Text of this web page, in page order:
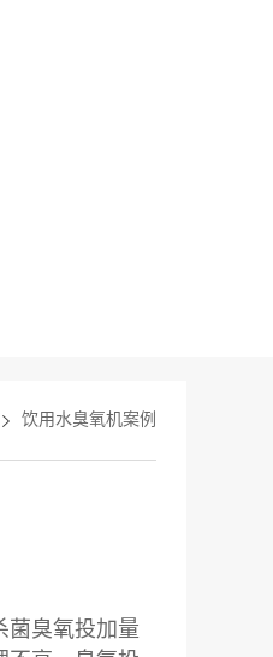
饮用水臭氧机案例
菌臭氧投加量